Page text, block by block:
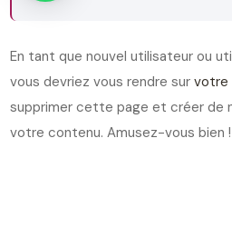
En tant que nouvel utilisateur ou
vous devriez vous rendre survotre
supprimer cette page et créer de
votre contenu. Amusez-vous bien !